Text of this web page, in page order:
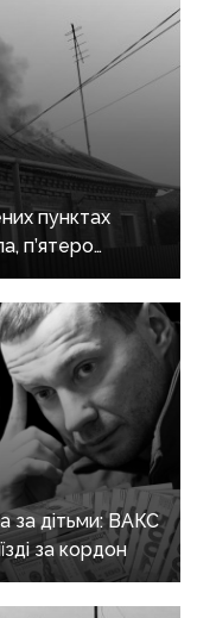
пунктах
п’ятеро
за дітьми: ВАКС
за кордон